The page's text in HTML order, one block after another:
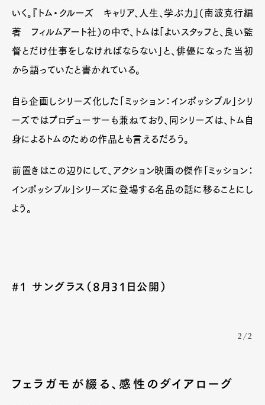
いく。『トム・クルーズ キャリア、人生、学ぶ力』（南波克行編
著 フィルムアート社）の中で、トムは「よいスタッフと、良い監
督とだけ仕事をしなければならない」と、俳優になった当初
から語っていたと書かれている。
自ら企画しシリーズ化した「ミッション：インポッシブル」シリ
ーズではプロデューサーも兼ねており、同シリーズは、トム自
身によるトムのための作品とも言えるだろう。
前置きはこの辺りにして、アクション映画の傑作「ミッション：
インポッシブル」シリーズに登場する名品の話に移ることにし
よう。
#1 サングラス（8月31日公開）
2/2
フェラガモが綴る、感性のダイアローグ